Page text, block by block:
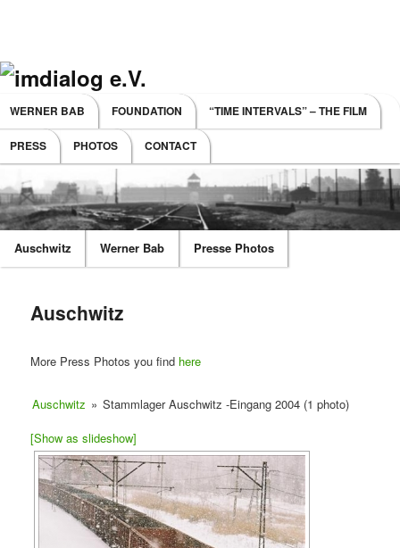
Main menu
SKIP TO PRIMARY CONTENT
SKIP TO SECONDARY CONTENT
WERNER BAB FOUNDATION “TIME INTERVALS” – THE FILM
PRESS PHOTOS CONTACT
Auschwitz Werner Bab Presse Photos
Auschwitz
More Press Photos you find here
Auschwitz » Stammlager Auschwitz -Eingang 2004 (1 photo)
[Show as slideshow]